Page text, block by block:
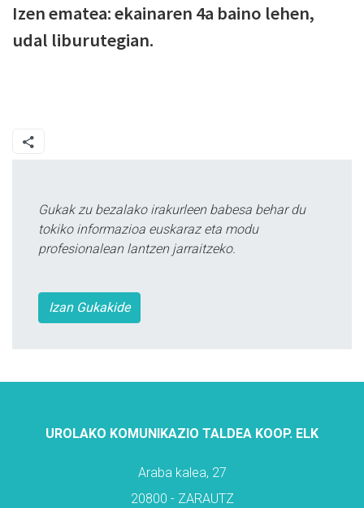
Izen ematea: ekainaren 4a baino lehen,
udal liburutegian.
Gukak zu bezalako irakurleen babesa behar du
tokiko informazioa euskaraz eta modu
profesionalean lantzen jarraitzeko.
Izan Gukakide
UROLAKO KOMUNIKAZIO TALDEA KOOP. ELK
Araba kalea, 27
20800 - ZARAUTZ